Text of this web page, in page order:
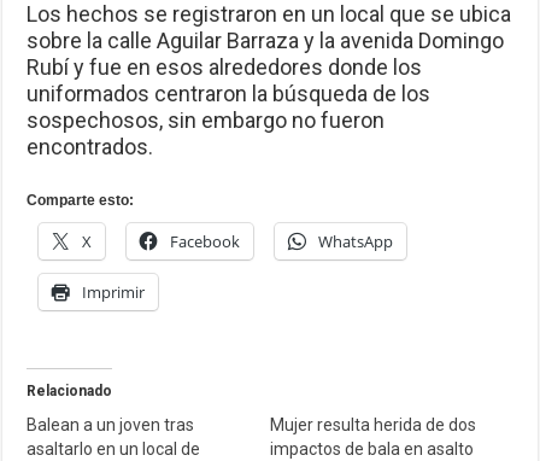
Los hechos se registraron en un local que se ubica
sobre la calle Aguilar Barraza y la avenida Domingo
Rubí y fue en esos alrededores donde los
uniformados centraron la búsqueda de los
sospechosos, sin embargo no fueron
encontrados.
Comparte esto:
X Facebook WhatsApp
Imprimir
Relacionado
Balean a un joven tras
asaltarlo en un local de
Mujer resulta herida de dos
impactos de bala en asalto